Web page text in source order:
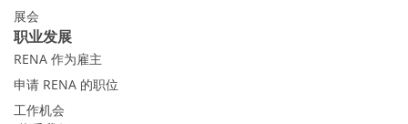
展会
职业发展
RENA 作为雇主
申请 RENA 的职位
工作机会